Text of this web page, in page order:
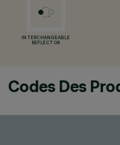
INTERCHANGEABLE
REFLECTOR
Codes Des